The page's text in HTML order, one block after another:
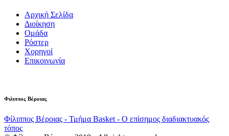
Αρχική Σελίδα
Διοίκηση
Ομάδα
Ρόστερ
Χορηγοί
Επικοινωνία
Φιλιππος Βέροιας
Φίλιππος Βέροιας - Τμήμα Basket - Ο επίσημος διαδιακτυακός
τόπος